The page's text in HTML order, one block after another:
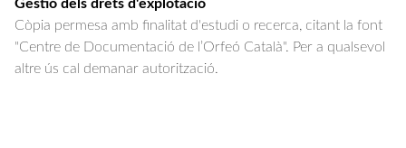
Gestió dels drets d'explotació
Còpia permesa amb finalitat d'estudi o recerca, citant la font
"Centre de Documentació de l’Orfeó Català". Per a qualsevol
altre ús cal demanar autorització.